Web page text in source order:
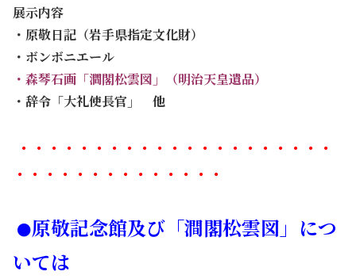
展示内容
・原敬日記（岩手県指定文化財）
・ボンボニエール
・森琴石画「澗閣松雲図」（明治天皇遺品）
・辞令「大礼使長官」 他
・・・・・・・・・・・・・・・・・・・・・
・・・・・・・・・・・・・・
●原敬記念館及び「澗閣松雲図」につ
いては